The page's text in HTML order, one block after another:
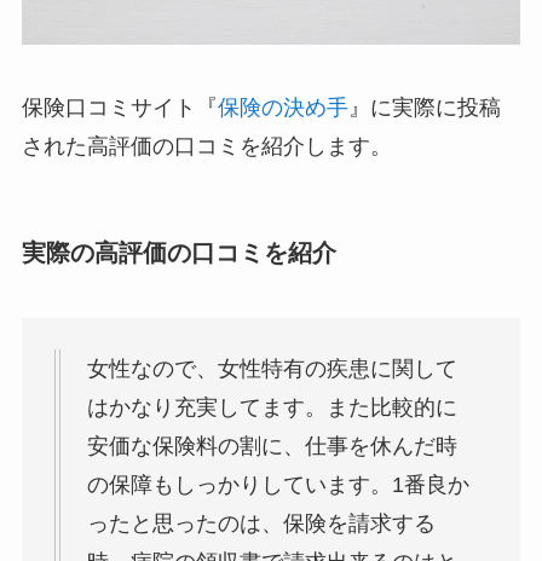
保険口コミサイト『保険の決め手』に実際に投稿
された高評価の口コミを紹介します。
実際の高評価の口コミを紹介
女性なので、女性特有の疾患に関して
はかなり充実してます。また比較的に
安価な保険料の割に、仕事を休んだ時
の保障もしっかりしています。1番良か
ったと思ったのは、保険を請求する